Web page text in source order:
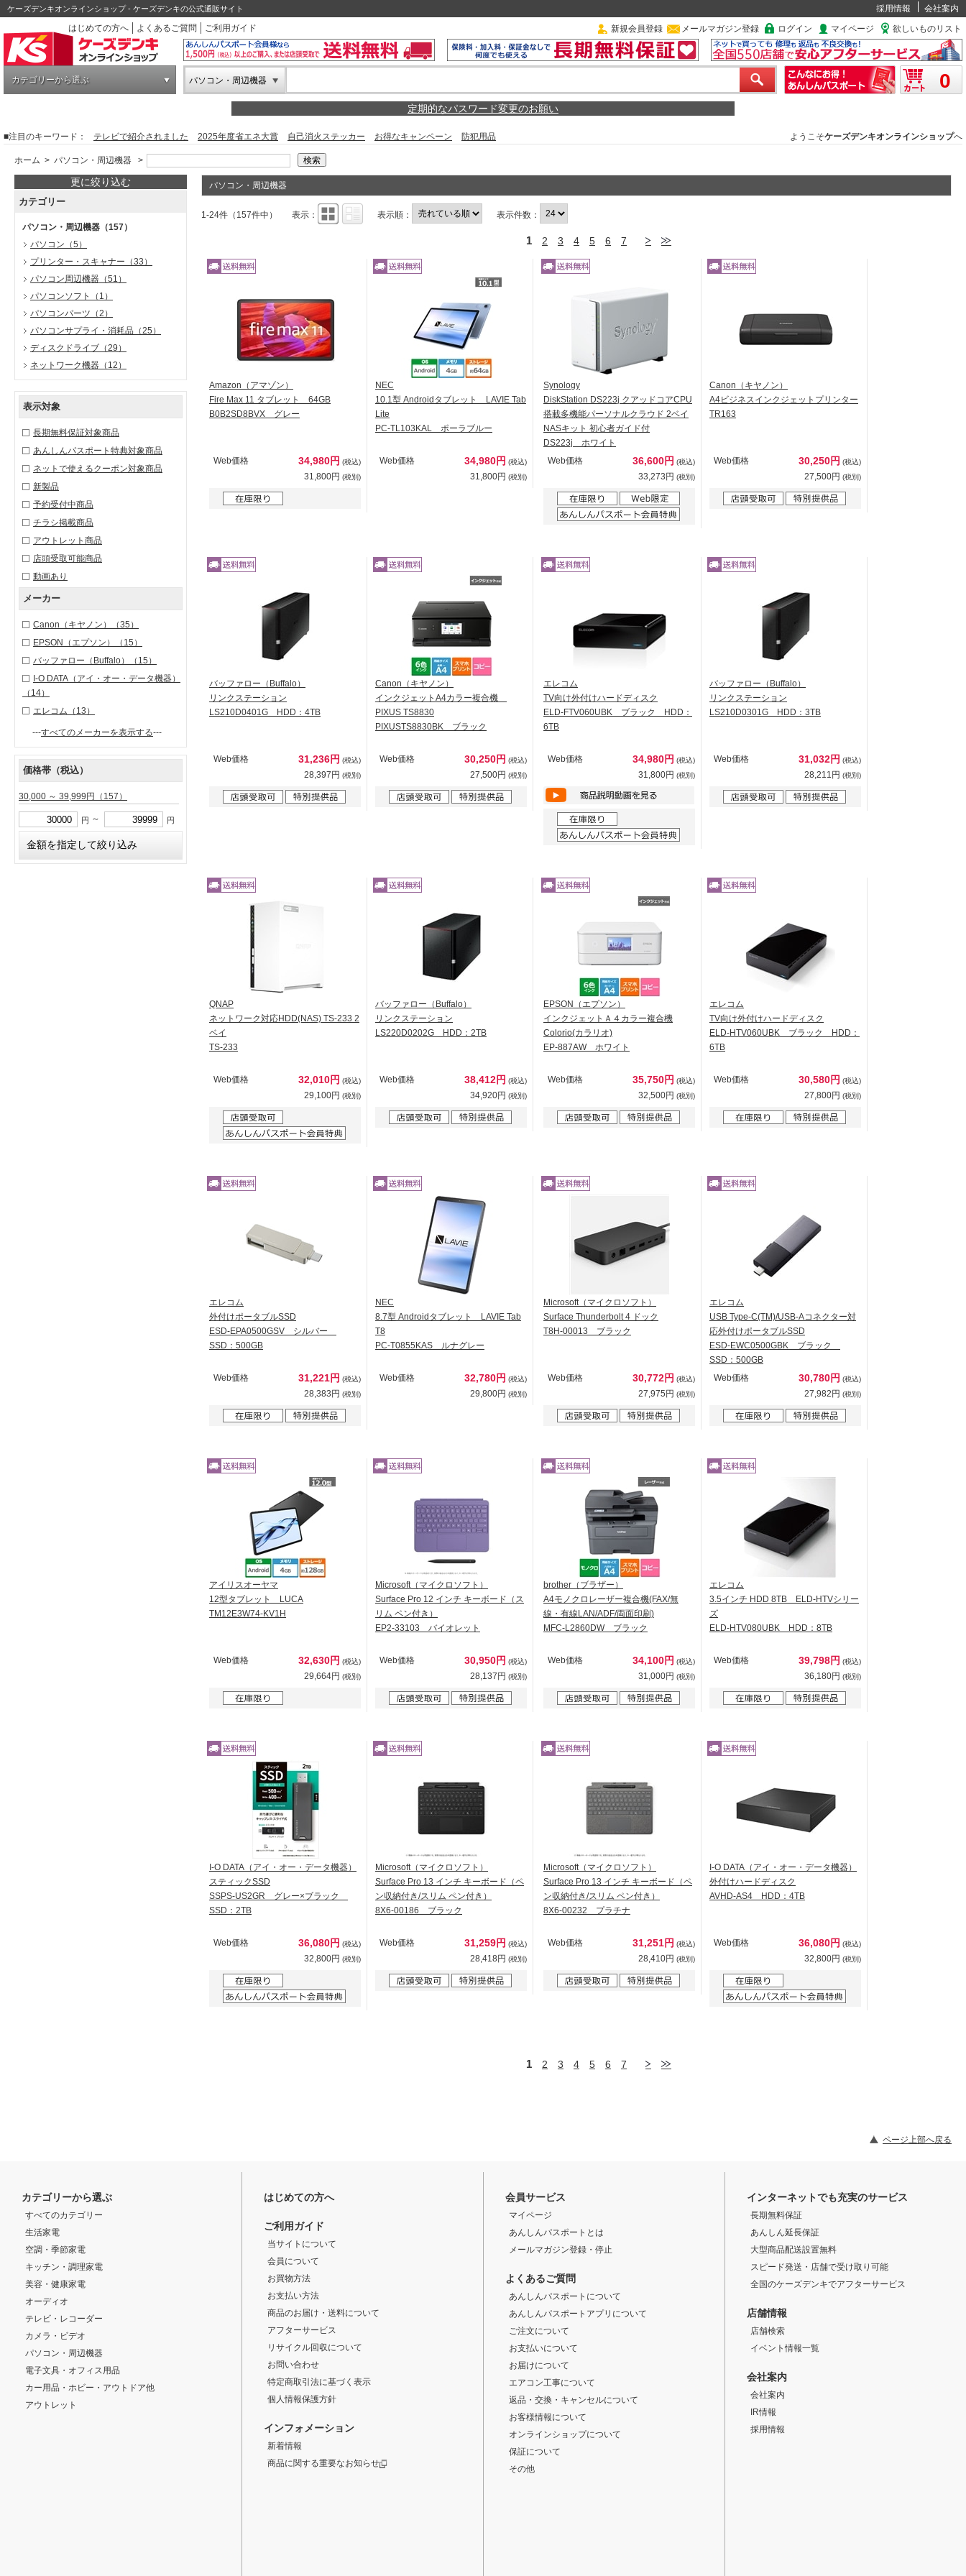
ケーズデンキオンラインショップ - ケーズデンキの公式通販サイト 採用情報
会社案内
はじめての方へ
よくあるご質問 ご利用ガイド 新規会員登録 メールマガジン登録 ログイン マイページ 欲しいものリスト
カテゴリーから選ぶ パソコン・周辺機器 0
定期的なパスワード変更のお願い
■注目のキーワード： テレビで紹介されました 2025年度省エネ大賞 自己消火ステッカー お得なキャンペーン 防犯用品 ようこそケーズデンキオンラインショップへ
ホーム > パソコン・周辺機器 >
更に絞り込む
カテゴリー
パソコン・周辺機器 （157）
パソコン （5）
プリンター・スキャナー （33）
パソコン周辺機器 （51）
パソコンソフト
（1）
パソコンパーツ （2）
パソコンサプライ・消耗品 （25）
ディスクドライブ （29）
ネットワーク機器 （12）
表示対象
長期無料保証対象商品
あんしんパスポート特典対象商品
ネットで使えるクーポン対象商品
新製品
予約受付中商品
チラシ掲載商品
アウトレット商品
店頭受取可能商品
動画あり
メーカー
Canon（キヤノン）
（35）
EPSON（エプソン）
（15）
バッファロー（Buffalo）
（15）
I-O DATA（アイ・オー・データ機器）
（14）
エレコム （13）
---すべてのメーカーを表示する---
価格帯（税込）
30,000 ～ 39,999円 （157）
円 ～ 円
パソコン・周辺機器
1-24件（157件中） 表示： 表示順： 表示件数：
1 2 3 4 5 6 7
Amazon（アマゾン）
Fire Max 11 タブレット 64GB
B0B2SD8BVX グレー
Web価格 34,980円 (税込)
31,800円 (税別)
NEC
10.1型 Androidタブレット LAVIE Tab
Lite
PC-TL103KAL ポーラブルー
Web価格 34,980円 (税込)
31,800円 (税別)
Synology
DiskStation DS223j クアッドコアCPU
搭載多機能パーソナルクラウド 2ベイ
NASキット 初心者ガイド付
DS223j ホワイト
Web価格
36,600円 (税込)
33,273円 (税別)
Canon（キヤノン）
A4ビジネスインクジェットプリンター
TR163
Web価格 30,250円 (税込)
27,500円 (税別)
バッファロー（Buffalo）
リンクステーション
LS210D0401G HDD：4TB
Web価格 31,236円 (税込)
28,397円 (税別)
Canon（キヤノン）
インクジェットA4カラー複合機
PIXUS TS8830
PIXUSTS8830BK ブラック
Web価格 30,250円 (税込)
27,500円 (税別)
エレコム
TV向け外付けハードディスク
ELD-FTV060UBK ブラック HDD：
6TB
Web価格 34,980円 (税込)
31,800円 (税別)
バッファロー（Buffalo）
リンクステーション
LS210D0301G HDD：3TB
Web価格 31,032円 (税込)
28,211円 (税別)
QNAP
ネットワーク対応HDD(NAS) TS-233 2
ベイ
TS-233
Web価格 32,010円 (税込)
29,100円 (税別)
バッファロー（Buffalo）
リンクステーション
LS220D0202G HDD：2TB
Web価格 38,412円 (税込)
34,920円 (税別)
EPSON（エプソン）
インクジェットＡ４カラー複合機
Colorio(カラリオ)
EP-887AW ホワイト
Web価格 35,750円 (税込)
32,500円 (税別)
エレコム
TV向け外付けハードディスク
ELD-HTV060UBK ブラック HDD：
6TB
Web価格 30,580円 (税込)
27,800円 (税別)
エレコム
外付けポータブルSSD
ESD-EPA0500GSV シルバー
SSD：500GB
Web価格 31,221円 (税込)
28,383円 (税別)
NEC
8.7型 Androidタブレット LAVIE Tab
T8
PC-T0855KAS ルナグレー
Web価格 32,780円 (税込)
29,800円 (税別)
Microsoft（マイクロソフト）
Surface Thunderbolt 4 ドック
T8H-00013 ブラック
Web価格 30,772円 (税込)
27,975円 (税別)
エレコム
USB Type-C(TM)/USB-Aコネクター対
応外付けポータブルSSD
ESD-EWC0500GBK ブラック
SSD：500GB
Web価格
30,780円 (税込)
27,982円 (税別)
アイリスオーヤマ
12型タブレット LUCA
TM12E3W74-KV1H
Web価格 32,630円 (税込)
29,664円 (税別)
Microsoft（マイクロソフト）
Surface Pro 12 インチ キーボード（ス
リム ペン付き）
EP2-33103 バイオレット
Web価格 30,950円 (税込)
28,137円 (税別)
brother（ブラザー）
A4モノクロレーザー複合機(FAX/無
線・有線LAN/ADF/両面印刷)
MFC-L2860DW ブラック
Web価格 34,100円 (税込)
31,000円 (税別)
エレコム
3.5インチ HDD 8TB ELD-HTVシリー
ズ
ELD-HTV080UBK HDD：8TB
Web価格 39,798円 (税込)
36,180円 (税別)
I-O DATA（アイ・オー・データ機器）
スティックSSD
SSPS-US2GR グレー×ブラック
SSD：2TB
Web価格 36,080円 (税込)
32,800円 (税別)
Microsoft（マイクロソフト）
Surface Pro 13 インチ キーボード（ペ
ン収納付き/スリム ペン付き）
8X6-00186 ブラック
Web価格 31,259円 (税込)
28,418円 (税別)
Microsoft（マイクロソフト）
Surface Pro 13 インチ キーボード（ペ
ン収納付き/スリム ペン付き）
8X6-00232 プラチナ
Web価格 31,251円 (税込)
28,410円 (税別)
I-O DATA（アイ・オー・データ機器）
外付けハードディスク
AVHD-AS4 HDD：4TB
Web価格 36,080円 (税込)
32,800円 (税別)
1 2 3 4 5 6 7
ページ上部へ戻る
カテゴリーから選ぶ
すべてのカテゴリー
生活家電
空調・季節家電
キッチン・調理家電
美容・健康家電
オーディオ
テレビ・レコーダー
カメラ・ビデオ
パソコン・周辺機器
電子文具・オフィス用品
カー用品・ホビー・アウトドア他
アウトレット
はじめての方へ
ご利用ガイド
当サイトについて
会員について
お買物方法
お支払い方法
商品のお届け・送料について
アフターサービス
リサイクル回収について
お問い合わせ
特定商取引法に基づく表示
個人情報保護方針
インフォメーション
新着情報
商品に関する重要なお知らせ
会員サービス
マイページ
あんしんパスポートとは
メールマガジン登録・停止
よくあるご質問
あんしんパスポートについて
あんしんパスポートアプリについて
ご注文について
お支払いについて
お届けについて
エアコン工事について
返品・交換・キャンセルについて
お客様情報について
オンラインショップについて
保証について
その他
インターネットでも充実のサービス
長期無料保証
あんしん延長保証
大型商品配送設置無料
スピード発送・店舗で受け取り可能
全国のケーズデンキでアフターサービス
店舗情報
店舗検索
イベント情報一覧
会社案内
会社案内
IR情報
採用情報